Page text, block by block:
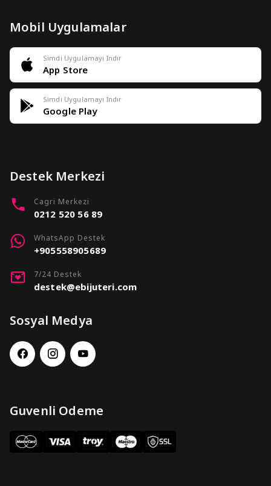
Mobil Uygulamalar
Simdi Uygulamayi Indir
App Store
Simdi Uygulamayi Indir
Google Play
Destek Merkezi
Cagri Merkezi
0212 520 56 89
WhatsApp Destek
+905558905689
7/24 Destek
destek@ebijuteri.com
Sosyal Medya
Guvenli Odeme